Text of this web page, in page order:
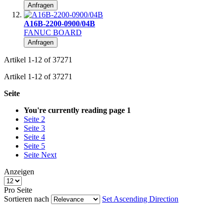
Anfragen
A16B-2200-0900/04B
FANUC BOARD
Anfragen
Artikel 1-12 of37271
Artikel 1-12 of37271
Seite
You're currently reading page 1
Seite 2
Seite 3
Seite 4
Seite 5
Seite Next
Anzeigen
Pro Seite
Sortieren nach
Set Ascending Direction